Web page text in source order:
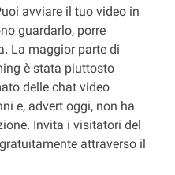
avviare il tuo video in
guardarlo, porre
La maggior parte di
è stata piuttosto
delle chat video
e, advert oggi, non ha
Invita i visitatori del
attraverso il